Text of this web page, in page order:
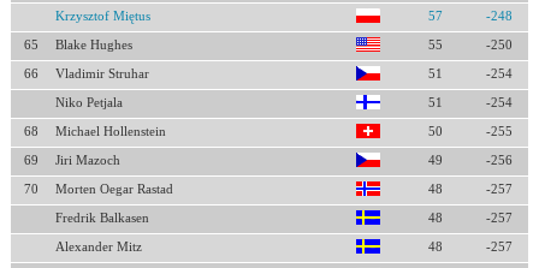
Krzysztof Miętus 57 -248
65 Blake Hughes 55 -250
66 Vladimir Struhar 51 -254
Niko Petjala 51 -254
68 Michael Hollenstein 50 -255
69 Jiri Mazoch 49 -256
70 Morten Oegar Rastad 48 -257
Fredrik Balkasen 48 -257
Alexander Mitz 48 -257